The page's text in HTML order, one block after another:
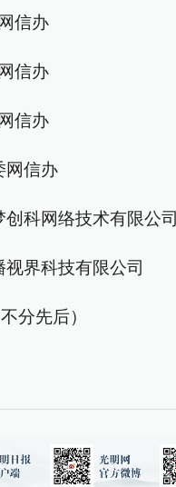
信办
信办
信办
网信办
创科网络技术有限公司
视界科技有限公司
分先后）